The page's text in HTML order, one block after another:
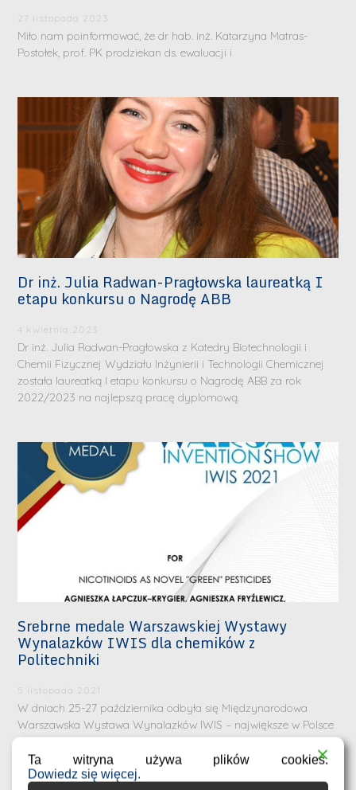
27 listopada 2023
Miło nam poinformować, że dr hab. inż. Katarzyna Matras-
Postołek, prof. PK prodziekan ds. ewaluacji i
Dr inż. Julia Radwan-Pragłowska laureatką I
etapu konkursu o Nagrodę ABB
4 kwietnia 2023
Dr inż. Julia Radwan-Pragłowska z Katedry Biotechnologii i
Chemii Fizycznej Wydziału Inżynierii i Technologii Chemicznej
została laureatką I etapu konkursu o Nagrodę ABB za rok
2022/2023 na najlepszą pracę dyplomową.
Srebrne medale Warszawskiej Wystawy
Wynalazków IWIS dla chemików z
Politechniki
5 listopada 2021
W dniach 25-27 października odbyła się Międzynarodowa
Warszawska Wystawa Wynalazków IWIS – największe w Polsce
Ta witryna używa plików cookies.
Dowiedz się więcej.